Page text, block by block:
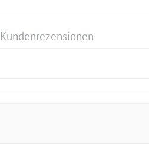
Kundenrezensionen